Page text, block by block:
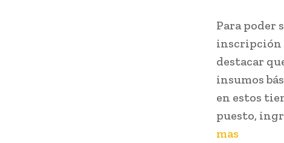
Para poder
inscripción
destacar
insumos
en estos
puesto,
mas